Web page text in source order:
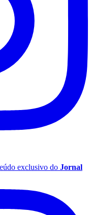
exclusivo do Jornal